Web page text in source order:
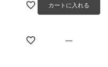
カートに入れる
—